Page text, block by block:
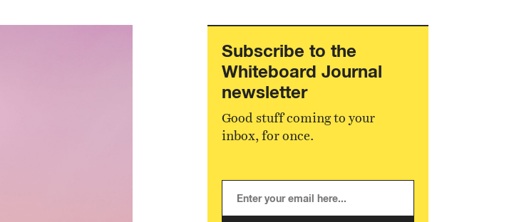
Subscribe to the
Whiteboard Journal
newsletter
Good stuff coming to your
inbox, for once.